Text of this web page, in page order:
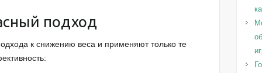
подход
к снижению веса и применяют только те